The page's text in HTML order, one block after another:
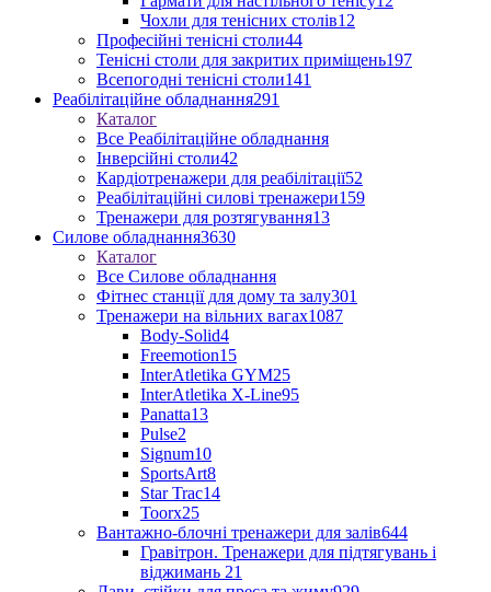
Чохли для тенісних столів12
Професійні тенісні столи44
Тенісні столи для закритих приміщень197
Всепогодні тенісні столи141
Реабілітаційне обладнання291
Каталог
Все Реабілітаційне обладнання
Інверсійні столи42
Кардіотренажери для реабілітації52
Реабілітаційні силові тренажери159
Тренажери для розтягування13
Силове обладнання3630
Каталог
Все Силове обладнання
Фітнес станції для дому та залу301
Тренажери на вільних вагах1087
Body-Solid4
Freemotion15
InterAtletika GYM25
InterAtletika X-Line95
Panatta13
Pulse2
Signum10
SportsArt8
Star Trac14
Toorx25
Вантажно-блочні тренажери для залів644
Гравітрон. Тренажери для підтягувань і
віджимань 21